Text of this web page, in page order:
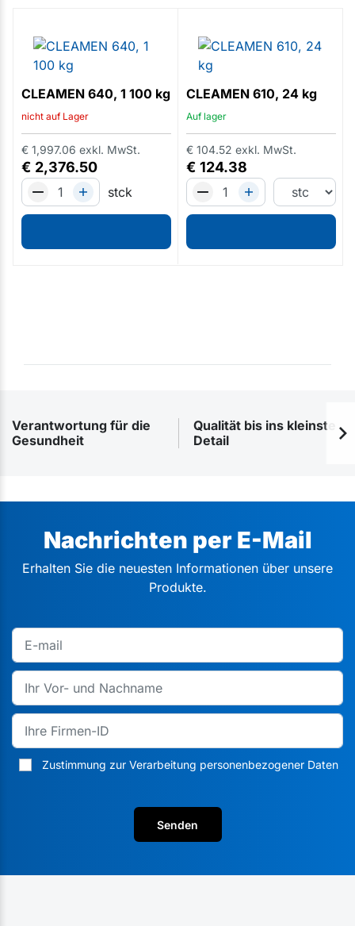
CLEAMEN 640, 1 100 kg
nicht auf Lager
€ 2,376.50
€ 1,997.06 exkl. MwSt.
stck
CLEAMEN 610, 24 kg
Auf lager
€ 124.38
€ 104.52 exkl. MwSt.
Verantwortung für die
Gesundheit
Qualität bis ins kleinste
Detail
Nachrichten per E-Mail
Erhalten Sie die neuesten Informationen über unsere
Produkte.
Zustimmung zur Verarbeitung personenbezogener Daten
Senden